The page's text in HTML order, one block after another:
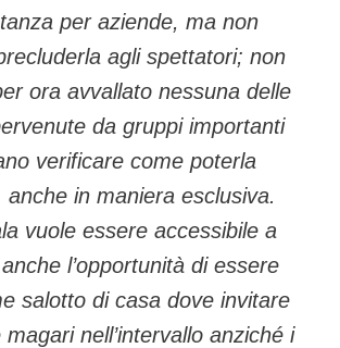
per aziende, ma non
agli spettatori; non
ora avvallato nessuna delle
da gruppi importanti
verificare come poterla
anche in maniera esclusiva.
vuole essere accessibile a
l’opportunità di essere
salotto di casa dove invitare
nell’intervallo anziché i